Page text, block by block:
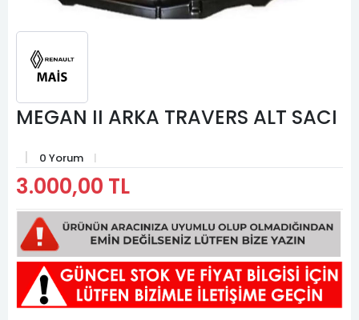
MEGAN II ARKA TRAVERS ALT SACI
0 Yorum
3.000,00 TL